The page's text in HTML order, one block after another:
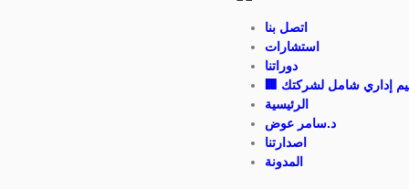
اتصل بنا
استشارات
دوراتنا
إداري شامل لشركتك
الرئيسية
د.سامر عوض
اصدارتنا
المدونة